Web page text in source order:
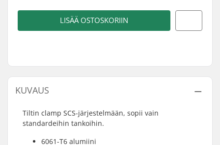
LISÄÄ OSTOSKORIIN
KUVAUS
Tiltin clamp SCS-järjestelmään, sopii vain
standardeihin tankoihin.
6061-T6 alumiini